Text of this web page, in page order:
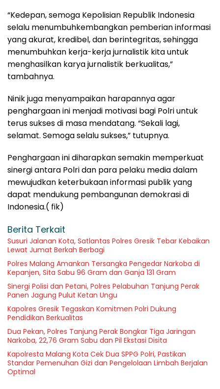
“Kedepan, semoga Kepolisian Republik Indonesia
selalu menumbuhkembangkan pemberian informasi
yang akurat, kredibel, dan berintegritas, sehingga
menumbuhkan kerja-kerja jurnalistik kita untuk
menghasilkan karya jurnalistik berkualitas,”
tambahnya.
Ninik juga menyampaikan harapannya agar
penghargaan ini menjadi motivasi bagi Polri untuk
terus sukses di masa mendatang. “Sekali lagi,
selamat. Semoga selalu sukses,” tutupnya.
Penghargaan ini diharapkan semakin memperkuat
sinergi antara Polri dan para pelaku media dalam
mewujudkan keterbukaan informasi publik yang
dapat mendukung pembangunan demokrasi di
Indonesia.( fik)
Berita Terkait
Susuri Jalanan Kota, Satlantas Polres Gresik Tebar Kebaikan
Lewat Jumat Berkah Berbagi
Polres Malang Amankan Tersangka Pengedar Narkoba di
Kepanjen, Sita Sabu 96 Gram dan Ganja 131 Gram
Sinergi Polisi dan Petani, Polres Pelabuhan Tanjung Perak
Panen Jagung Pulut Ketan Ungu
Kapolres Gresik Tegaskan Komitmen Polri Dukung
Pendidikan Berkualitas
Dua Pekan, Polres Tanjung Perak Bongkar Tiga Jaringan
Narkoba, 22,76 Gram Sabu dan Pil Ekstasi Disita
Kapolresta Malang Kota Cek Dua SPPG Polri, Pastikan
Standar Pemenuhan Gizi dan Pengelolaan Limbah Berjalan
Optimal